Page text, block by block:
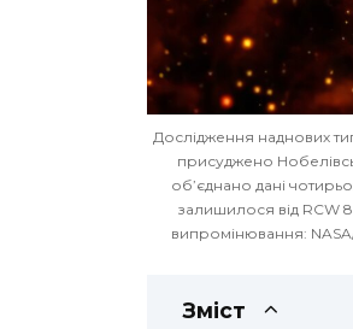
Дослідження наднових
присуджено
об’єднано дані
залишилося від RCW
випромінювання:
Зміст